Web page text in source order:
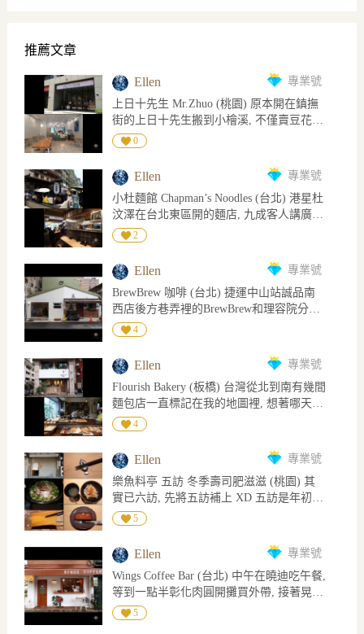
推薦文章
Ellen
專業號
上日十先生 Mr.Zhuo (桃園) 原本開在鎮撫
街的上日十先生搬到小檜溪, 不僅賣豆花仙
草還加入鹹食, 空間明亮乾淨座位不少, 供
餐具放置回收台 主打以豆花和仙草做變化,
各種甜品加配料或做成飲料, 鹹食有蔥香豬
油拌飯/五香豬五花飯/肉羹清湯, 種類不多
但鹹甜都有, 想全部品嚐可點組合套餐優惠
10元且附一杯200cc飲品, 可加價升級正常
低消, 如客滿限時60分鐘, 另外消費滿400元
能折抵對面停車場的一小時停車費 五香豬
五花飯, 豬五花切條狀肥瘦相間, 肉香且不
鹹, 瘦肉四塊裡有一塊偏乾卡牙縫其它不
會, 肥肉入口化開完全不油膩, 我愛肥肉多
椒味重, 肉羹不小塊非整塊肉裹魚漿比較像
貢丸 仙草茶無糖很好喝, 清爽解膩, 傳統豆
花偏硬, 用湯匙切時感覺比嫩豆腐稍硬一
0
Ellen
專業號
小杜麵館 Chapman’s Noodles (台北) 港星杜
汶澤在台北東區開的麵店, 九成客人講廣東
話, 不少人拉行李來用餐, 感覺香港人很捧
進門第一件事不是安排座位而是在門口點
餐機點餐, 選擇餐點付錢找零刷載具要花時
間(只收現金), 輪到我用機器已是開門營業
12分鐘後了 點完餐由店員安排座位, 空間
不大走道稍擠, 中間長桌要併桌, 一個人被
房出入口, 店員們不時在身後穿梭十分忙
碌, 座位不能坐太後面不然會影響店員進
出, 加上45分鐘要吃完兩樣, 對我來說吃得
倉促實在太趕, 緊迫的用餐環境確實感受到
真切的香港vibe XD 點了油爆南乳豬手炸醬
溫潤香醇濃而不膩, 喝了嘴巴黏黏膠質豐
富, 花膠是筒狀, 顏色白皙肉不算厚, 沒討厭
的乾物味這點就能從及格分數起跳! 油爆南
手幾乎全是筋與皮和油脂, 南乳調味再炸,
酥特別入味 今日飾品: Chanel Vintage 項鍊
2
Ellen
專業號
BrewBrew 咖啡 (台北) 捷運中山站誠品南
西店後方巷弄裡的BrewBrew和理容院分據
一棟老房子兩側, 讓我想起大阪
分為二, 只是大阪那棟大很多 內部空間呈L
字型, 四分之一是吧台, 座位不多稍微擁擠,
不適合超過兩人以上聚會, 因地方小, 聊天
聲一多顯得特別嘈雜, 這要看運氣了, 若剛
好都是單人, 大家看書的看書發呆的發呆打
仍是悠閒愜意 戶外能坐只是下雨桌椅沒擺
出來, 雨停後有客人要求坐外頭, 店家便從
裡面搬了矮桌和小凳子, 原來窗下矮矮木板
是椅子, 而高起水泥那塊前面放張圓凳也成
了位子 每人低消一杯飲品, 有插座和洗手
髒除了牛奶和濃縮還加入蜂蜜伯爵茶, 乍喝
奇妙地有木瓜牛奶的感覺, 尾韻咖啡奶香果
香殘留挺好喝, 就是帶咖啡香的伯爵奶茶!
肉桂捲回烤後表層酥脆裡面微黏, 肉桂適量
4
Ellen
專業號
Flourish Bakery (板橋) 台灣從北到南有幾間
麵包店一直標記在我的地圖裡, 想著哪天剛
好到附近再來去探探, 今天要介紹的
一早先到廢咖喝咖啡, 接著去秦朝老碗麵吃
油潑麵配肉夾饃, 新北藝文中心看完相聲再
晃來Flourish Bakery買麵包回家, 完美的行
程! 知道相聲看完時間不早怕想買的麵包已
完售, 還好可以請店家預留, 預訂還有個好
問有問有機會, 像我想買的明太子法國就是
如此 8) 一樓是麵包店有設置內用區, 二樓
看起來應是烘焙室, 小小空間充分利用, 開
放式展示櫃拿盤子自取, 預留的麵包則會事
先包好放在後面架子上, 排隊結帳再領麵
4
Ellen
專業號
樂魚料亭 五訪 冬季壽司肥滋滋 (桃園) 其
實已六訪, 先將五訪補上 XD 五訪是年初冬
天魚生正肥美時, 肥滋滋超好吃!! 而且這次
近, 有些料理重複但還是有差別, 可能是目
前六次裡最驚豔的一次~ 午餐2500+10%僅
收現金 當日餐點: 先付 松葉蟹, 宮崎珍珠貝
柱, 松葉蟹玉子豆腐, 真鯛(握), 白魽(握), 黑
鮪魚腹(握), 鰆魚(握), 鱈魚白子天婦羅, 鰤
5
Ellen
專業號
Wings Coffee Bar (台北) 中午在曉迪吃午餐,
等到一點半彰化肉圓開攤買外帶, 接著晃去
Wings喝咖啡再回家, 路程很順, 時間卡得剛
5